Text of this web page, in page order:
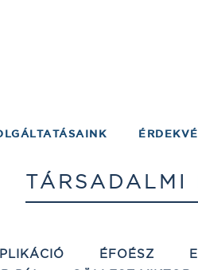
TÁRSADALMI
ÉFOÉSZ